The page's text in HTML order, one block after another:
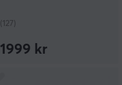
(127)
1999 kr